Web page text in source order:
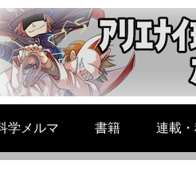
学メルマ 書籍 連載